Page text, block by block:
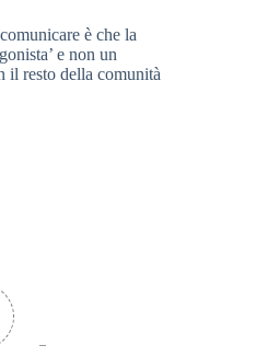
è che la
e non un
il resto della comunità